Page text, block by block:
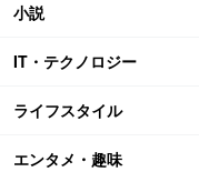
小説
IT・テクノロジー
ライフスタイル
エンタメ・趣味